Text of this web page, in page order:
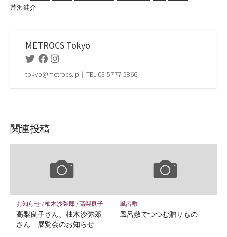
芹沢銈介
METROCS Tokyo
TwitterFacebookInstagram
tokyo@metrocs.jp｜TEL 03-5777-5866
関連投稿
お知らせ/柚木沙弥郎/高梨良子
高梨良子さん、柚木沙弥郎
さん 展覧会のお知らせ
風呂敷
風呂敷でつつむ贈りもの